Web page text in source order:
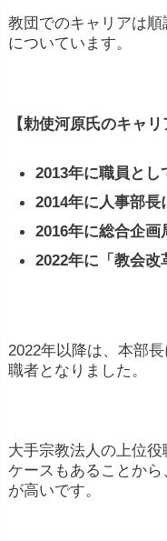
教団でのキャリアは
についています。
【勅使河原氏のキャリ
2013年に職員とし
2014年に人事部長
2016年に総合企画
2022年に「教会
2022年以降は、本部
職者となりました。
大手宗教法人の上位
ケースもあることか
が高いです。